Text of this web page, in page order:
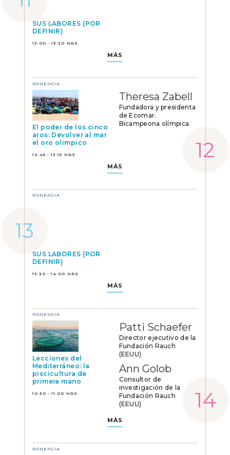
SUS LABORES (POR
DEFINIR)
13:00 - 13:30 HRS
MÁS
PONENCIA
El poder de los cinco
aros: Devolver al mar
el oro olimpico
12:45 - 13:15 HRS
Theresa Zabell
Fundadora y presidenta
de Ecomar.
Bicampeona olímpica
MÁS
PONENCIA
SUS LABORES (POR
DEFINIR)
13:30 - 14:00 HRS
MÁS
PONENCIA
Lecciones del
Mediterráneo: la
piscicultura de
primera mano
10:30 - 11:00 HRS
Patti Schaefer
Director ejecutivo de la
Fundación Rauch
(EEUU)
Ann Golob
Consultor de
investigación de la
Fundación Rauch
(EEUU)
MÁS
PONENCIA